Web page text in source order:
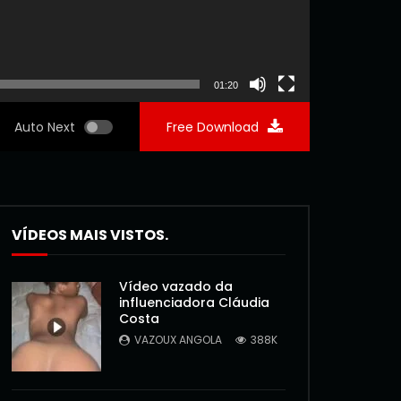
01:20
Auto Next Free Download
VÍDEOS MAIS VISTOS.
Vídeo vazado da
influenciadora Cláudia
Costa
VAZOUX ANGOLA 388K